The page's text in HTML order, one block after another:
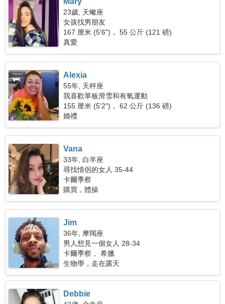
23歲, 天蠍座
女孩找男朋友
167 厘米 (5'6")， 55 公斤 (121 磅)
真愛
Alexia
55年, 天秤座
我喜歡單板滑雪和有氧運動
155 厘米 (5'2")， 62 公斤 (136 磅)
婚禮
Vana
33年, 白羊座
尋找情侶的女人 35-44
卡爾季察
購買，體操
Jim
36年, 摩羯座
男人想見一個女人 28-34
卡爾季察， 希臘
生物學，走在露天
Debbie